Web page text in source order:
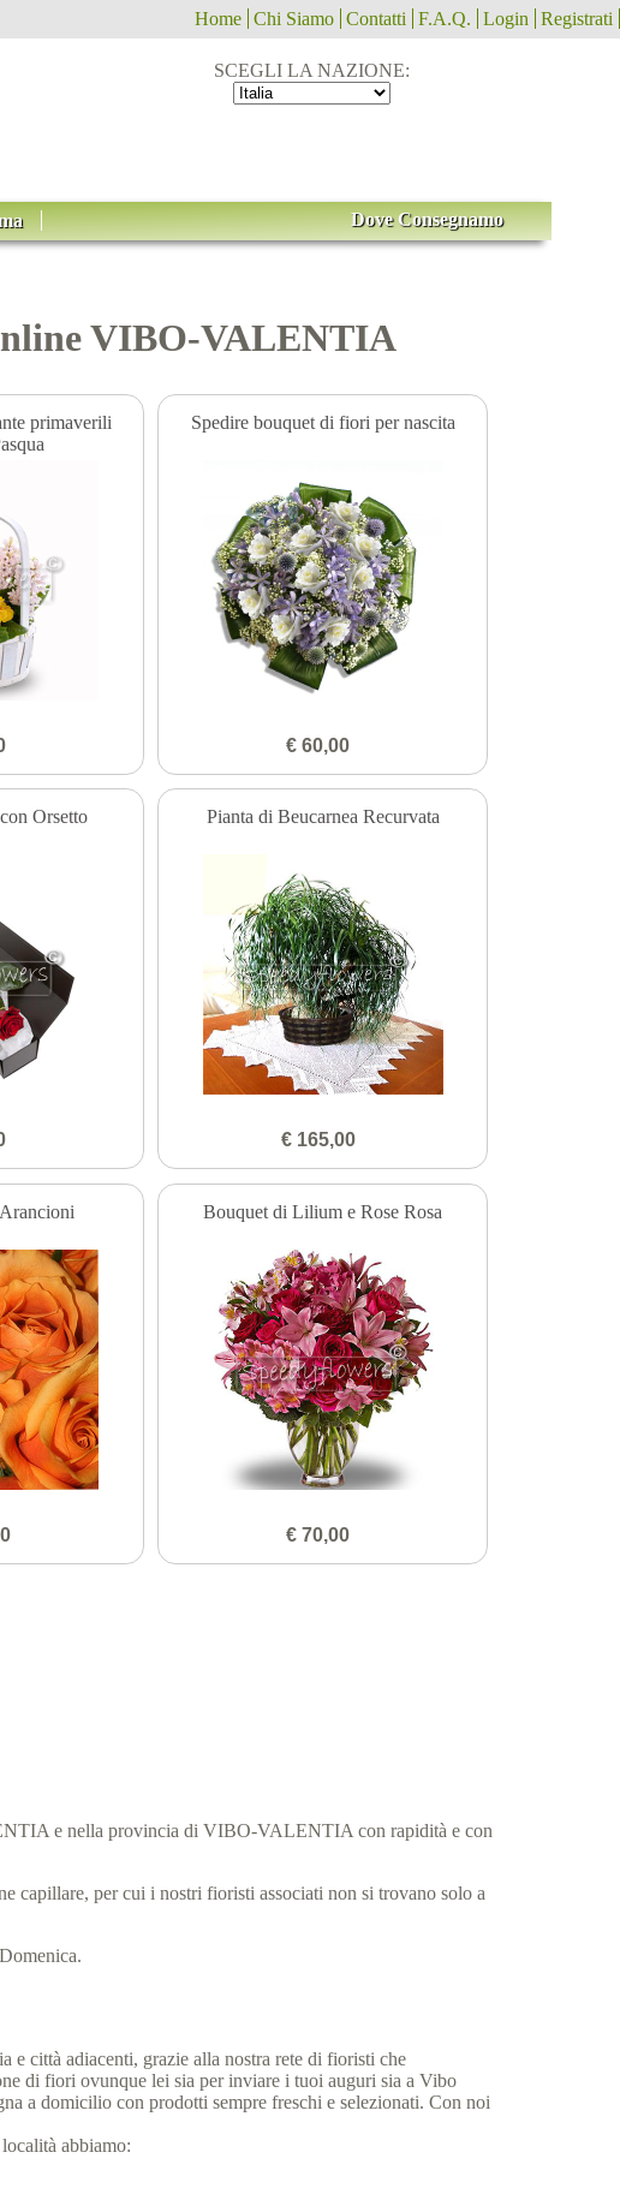
Home Chi Siamo Contatti F.A.Q. Login Registrati
SCEGLI LA NAZIONE:
Dove Consegnamo
VIBO-VALENTIA
primaverili
Spedire bouquet di fiori per nascita
€ 60,00
Orsetto Pianta di Beucarnea Recurvata
€ 165,00
Bouquet di Lilium e Rose Rosa
€ 70,00
e nella provincia di VIBO-VALENTIA con rapidità e con
capillare, per cui i nostri fioristi associati non si trovano solo a
città adiacenti, grazie alla nostra rete di fioristi che
di fiori ovunque lei sia per inviare i tuoi auguri sia a Vibo
a domicilio con prodotti sempre freschi e selezionati. Con noi
abbiamo: